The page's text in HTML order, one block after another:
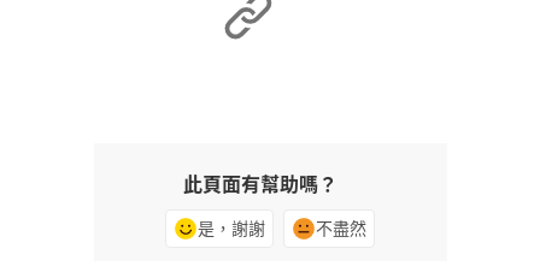
此頁面有幫助嗎？
是，謝謝 不盡然